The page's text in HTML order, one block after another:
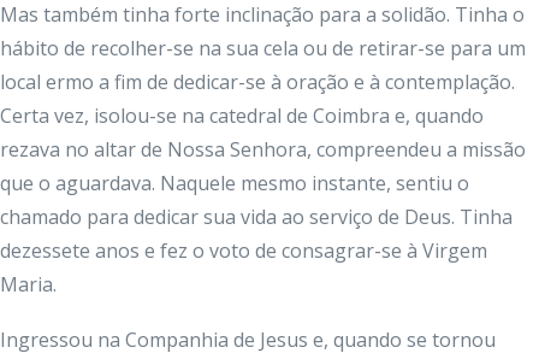
Mas também tinha forte inclinação para a solidão. Tinha o
hábito de recolher-se na sua cela ou de retirar-se para um
local ermo a fim de dedicar-se à oração e à contemplação.
Certa vez, isolou-se na catedral de Coimbra e, quando
rezava no altar de Nossa Senhora, compreendeu a missão
que o aguardava. Naquele mesmo instante, sentiu o
chamado para dedicar sua vida ao serviço de Deus. Tinha
dezessete anos e fez o voto de consagrar-se à Virgem
Maria.
Ingressou na Companhia de Jesus e, quando se tornou